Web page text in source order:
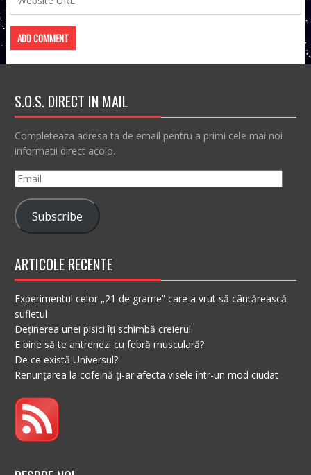
S.O.S. DIRECT IN MAIL
Completeaza adresa ta de email pentru a primi cele mai noi
informatii direct acolo.
Email
Subscribe
ARTICOLE RECENTE
Experimentul celor „21 de grame” care a vrut să cântărească
sufletul
Deținerea unei pisici îți schimbă creierul
E bine să te antrenezi cu febră musculară?
De ce există Universul?
Renunțarea la cofeină ți-ar afecta visele într-un mod ciudat